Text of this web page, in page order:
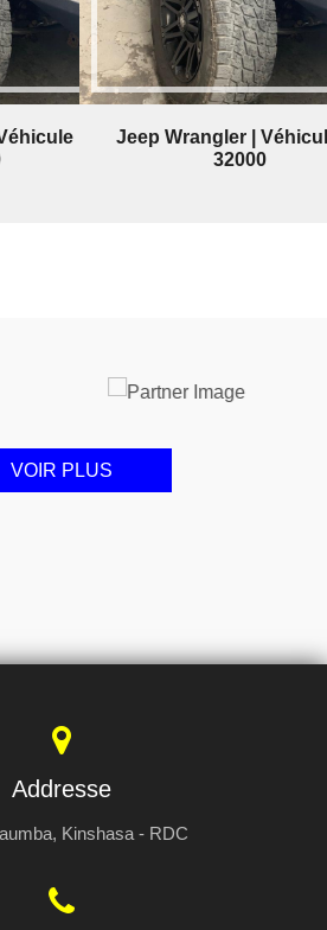
| $
Jeep Wrangler |
32000
VOIR PLUS
Addresse
Kinshasa - RDC